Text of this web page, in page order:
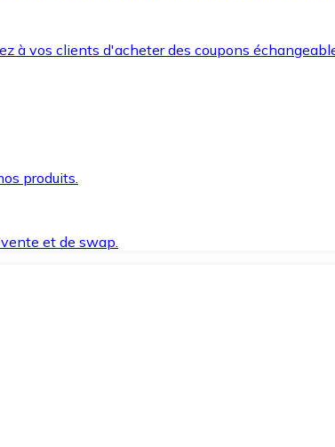
à vos clients d'acheter des coupons
produits.
et de swap.